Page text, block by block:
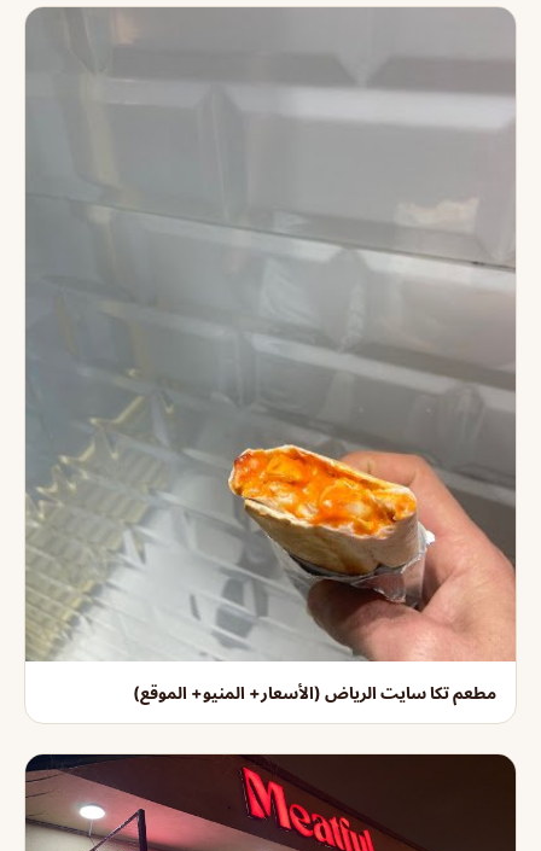
مطعم تكا سايت الرياض (الأسعار+ المنيو+ الموقع)